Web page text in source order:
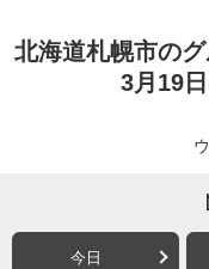
北海道札幌市の
3月19
今日